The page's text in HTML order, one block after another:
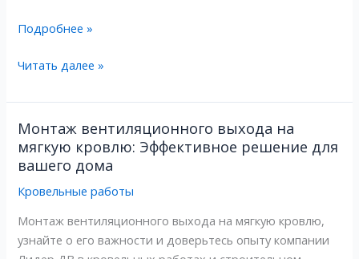
Подробнее »
Читать далее »
Монтаж вентиляционного выхода на
мягкую кровлю: Эффективное решение для
вашего дома
Кровельные работы
Монтаж вентиляционного выхода на мягкую кровлю,
узнайте о его важности и доверьтесь опыту компании
Монтаж
вентиляционного
выхода
на
кровлю:
Эффективное
Монтаж
вентиляционного
выхода
на
кровлю:
Эффективное